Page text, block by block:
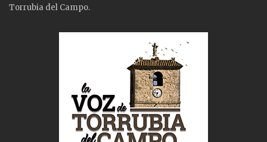
Torrubia del Campo.